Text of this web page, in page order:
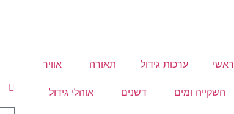
ראשי ערכות גידול תאורה אוויר
השקייה ומים דשנים אוהלי גידול